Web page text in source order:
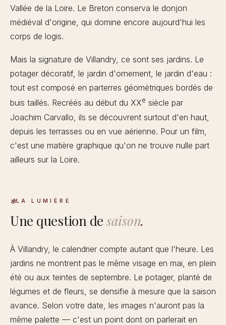
Vallée de la Loire. Le Breton conserva le donjon
médiéval d'origine, qui domine encore aujourd'hui les
corps de logis.
Mais la signature de Villandry, ce sont ses jardins. Le
potager décoratif, le jardin d'ornement, le jardin d'eau :
tout est composé en parterres géométriques bordés de
buis taillés. Recréés au début du XXe siècle par
Joachim Carvallo, ils se découvrent surtout d'en haut,
depuis les terrasses ou en vue aérienne. Pour un film,
c'est une matière graphique qu'on ne trouve nulle part
ailleurs sur la Loire.
LA LUMIÈRE
Une question desaison.
À Villandry, le calendrier compte autant que l'heure. Les
jardins ne montrent pas le même visage en mai, en plein
été ou aux teintes de septembre. Le potager, planté de
légumes et de fleurs, se densifie à mesure que la saison
avance. Selon votre date, les images n'auront pas la
même palette — c'est un point dont on parlerait en